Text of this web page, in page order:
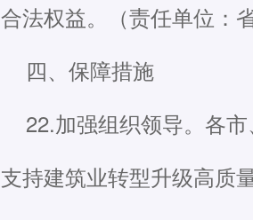
合法权益。（责任单位：
四、保障措施
22.加强组织领导。各
支持建筑业转型升级高质